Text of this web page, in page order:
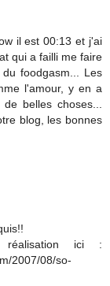
il est 00:13 et j'ai
qui a failli me faire
foodgasm... Les
l'amour, y en a
belles choses...
blog, les bonnes
ici :
2007/08/so-